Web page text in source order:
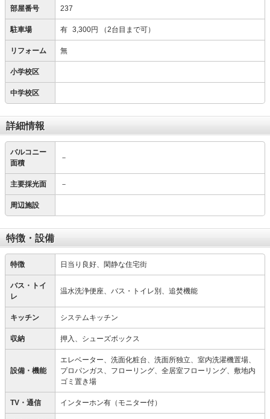
部屋番号 237
駐車場 有 3,300円 （2台目まで可）
リフォーム 無
小学校区
中学校区
詳細情報
バルコニー
面積
－
主要採光面 －
周辺施設
特徴・設備
特徴 日当り良好、閑静な住宅街
バス・トイ
レ
温水洗浄便座、バス・トイレ別、追焚機能
キッチン システムキッチン
収納 押入、シューズボックス
設備・機能
エレベーター、洗面化粧台、洗面所独立、室内洗濯機置場、
プロパンガス、フローリング、全居室フローリング、敷地内
ゴミ置き場
TV・通信 インターホン有（モニター付）